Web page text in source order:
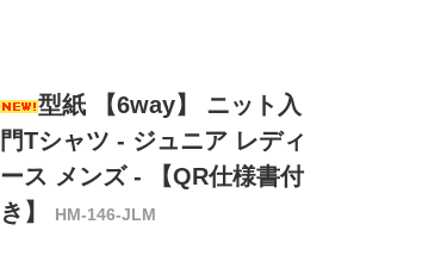
型紙 【6way】 ニット入
門Tシャツ - ジュニア レディ
ース メンズ - 【QR仕様書付
き】
HM-146-JLM